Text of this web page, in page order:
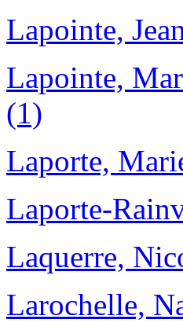
Lapointe,
Lapointe,
(1)
Laporte,
Laporte-
Laquerre,
Larochelle,